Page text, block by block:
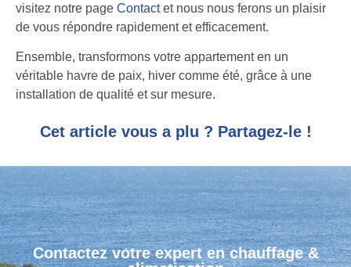
visitez notre page Contactet nous nous ferons un plaisir
de vous répondre rapidement et efficacement.
Ensemble, transformons votre appartement en un
véritable havre de paix, hiver comme été, grâce à une
installation de qualité et sur mesure.
Cet article vous a plu ? Partagez-le !
Contactez votre expert en chauffage &